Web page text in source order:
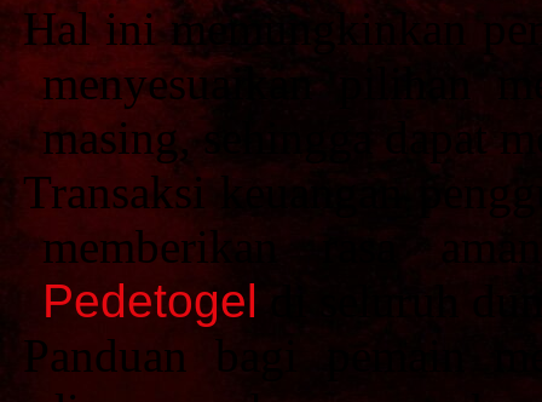
Hal ini memungkinkan
menyesuaikan pilihan
masing, sehingga dapat
Transaksi keuangan
memberikan rasa
Pedetogel
Panduan bagi pemain